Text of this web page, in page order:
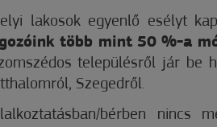
lakosok egyenlő esélyt
több mint 50 %-a
településről jár be
Szegedről.
bérben nincs